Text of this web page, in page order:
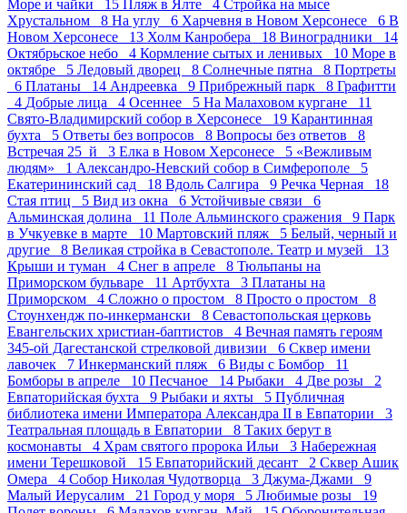
Море и чайки 15 Пляж в Ялте 4 Стройка на мысе
Хрустальном 8 На углу 6 Харчевня в Новом Херсонесе 6 В
Новом Херсонесе 13 Холм Канробера 18 Виноградники 14
Октябрьское небо 4 Кормление сытых и ленивых 10 Море в
октябре 5 Ледовый дворец 8 Солнечные пятна 8 Портреты
6 Платаны 14 Андреевка 9 Прибрежный парк 8 Графитти
4 Добрые лица 4 Осеннее 5 На Малаховом кургане 11
Свято-Владимирский собор в Херсонесе 19 Карантинная
бухта 5 Ответы без вопросов 8 Вопросы без ответов 8
Встречая 25_й 3 Елка в Новом Херсонесе 5 «Вежливым
людям» 1 Александро-Невский собор в Симферополе 5
Екатерининский сад 18 Вдоль Салгира 9 Речка Черная 18
Стая птиц 5 Вид из окна 6 Устойчивые связи 6
Альминская долина 11 Поле Альминского сражения 9 Парк
в Учкуевке в марте 10 Мартовский пляж 5 Белый, черный и
другие 8 Великая стройка в Севастополе. Театр и музей 13
Крыши и туман 4 Снег в апреле 8 Тюльпаны на
Приморском бульваре 11 Артбухта 3 Платаны на
Приморском 4 Сложно о простом 8 Просто о простом 8
Стоунхендж по-инкермански 8 Севастопольская церковь
Евангельских христиан-баптистов 4 Вечная память героям
345-ой Дагестанской стрелковой дивизии 6 Сквер имени
лавочек 7 Инкерманский пляж 6 Виды с Бомбор 11
Бомборы в апреле 10 Песчаное 14 Рыбаки 4 Две розы 2
Евпаторийская бухта 9 Рыбаки и яхты 5 Публичная
библиотека имени Императора Александра II в Евпатории 3
Театральная площадь в Евпатории 8 Таких берут в
космонавты 4 Храм святого пророка Ильи 3 Набережная
имени Терешковой 15 Евпаторийский десант 2 Сквер Ашик
Омера 4 Собор Николая Чудотворца 3 Джума-Джами 9
Малый Иерусалим 21 Город у моря 5 Любимые розы 19